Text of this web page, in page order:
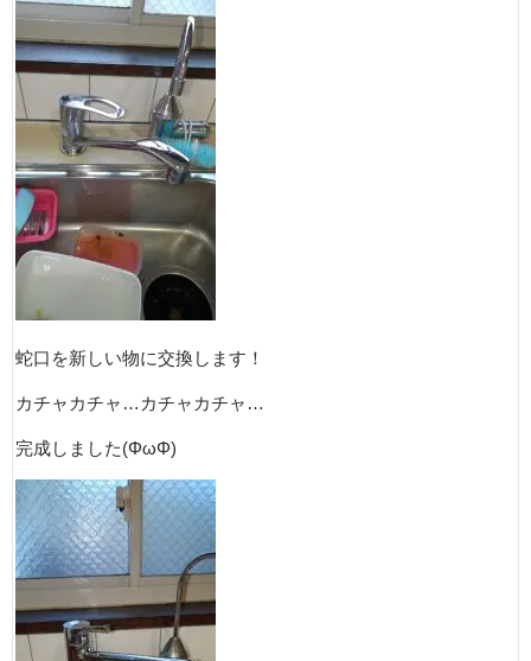
蛇口を新しい物に交換します！
カチャカチャ…カチャカチャ…
完成しました(ΦωΦ)